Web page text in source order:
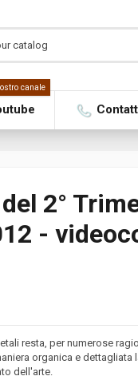
canale
2°
-
resta, per numerose
organica e dettagliata
dell'arte.